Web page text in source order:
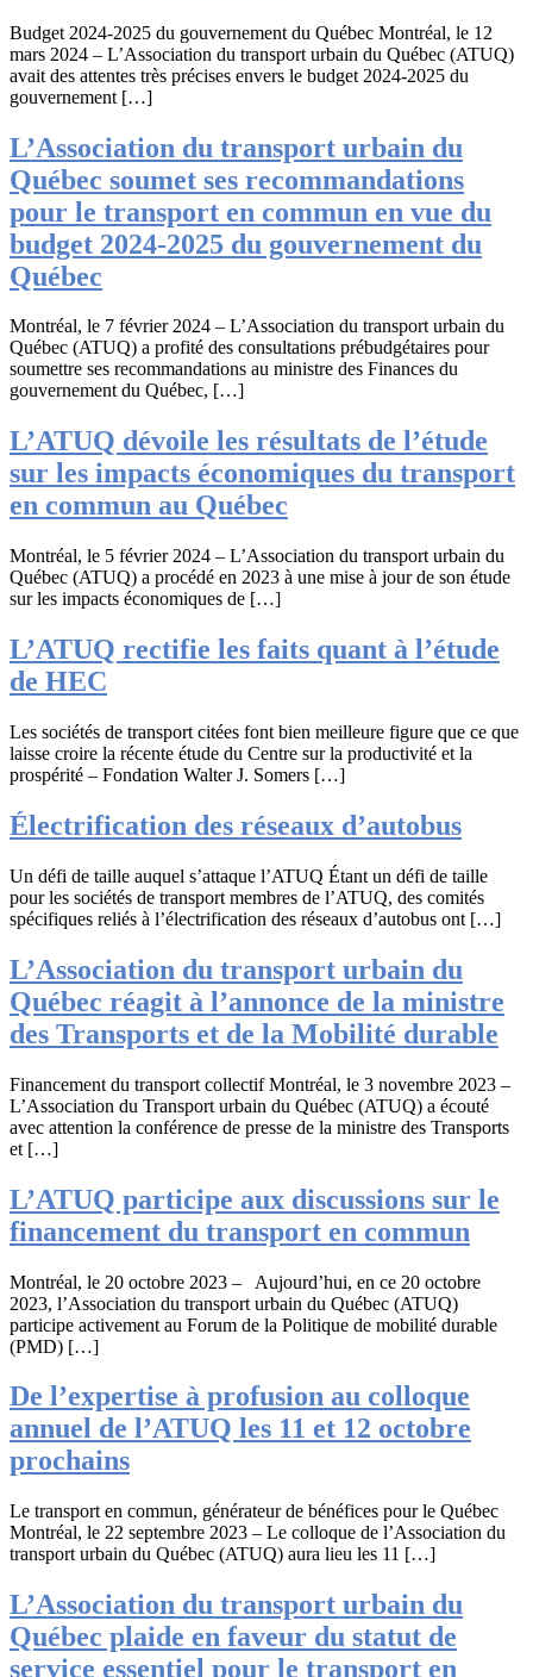
Budget 2024-2025 du gouvernement du Québec Montréal, le 12
mars 2024 – L’Association du transport urbain du Québec (ATUQ)
avait des attentes très précises envers le budget 2024-2025 du
gouvernement […]
L’Association du transport urbain du
Québec soumet ses recommandations
pour le transport en commun en vue du
budget 2024-2025 du gouvernement du
Québec
Montréal, le 7 février 2024 – L’Association du transport urbain du
Québec (ATUQ) a profité des consultations prébudgétaires pour
soumettre ses recommandations au ministre des Finances du
gouvernement du Québec, […]
L’ATUQ dévoile les résultats de l’étude
sur les impacts économiques du transport
en commun au Québec
Montréal, le 5 février 2024 – L’Association du transport urbain du
Québec (ATUQ) a procédé en 2023 à une mise à jour de son étude
sur les impacts économiques de […]
L’ATUQ rectifie les faits quant à l’étude
de HEC
Les sociétés de transport citées font bien meilleure figure que ce que
laisse croire la récente étude du Centre sur la productivité et la
prospérité – Fondation Walter J. Somers […]
Électrification des réseaux d’autobus
Un défi de taille auquel s’attaque l’ATUQ Étant un défi de taille
pour les sociétés de transport membres de l’ATUQ, des comités
spécifiques reliés à l’électrification des réseaux d’autobus ont […]
L’Association du transport urbain du
Québec réagit à l’annonce de la ministre
des Transports et de la Mobilité durable
Financement du transport collectif Montréal, le 3 novembre 2023 –
L’Association du Transport urbain du Québec (ATUQ) a écouté
avec attention la conférence de presse de la ministre des Transports
et […]
L’ATUQ participe aux discussions sur le
financement du transport en commun
Montréal, le 20 octobre 2023 – Aujourd’hui, en ce 20 octobre
2023, l’Association du transport urbain du Québec (ATUQ)
participe activement au Forum de la Politique de mobilité durable
(PMD) […]
De l’expertise à profusion au colloque
annuel de l’ATUQ les 11 et 12 octobre
prochains
Le transport en commun, générateur de bénéfices pour le Québec
Montréal, le 22 septembre 2023 – Le colloque de l’Association du
transport urbain du Québec (ATUQ) aura lieu les 11 […]
L’Association du transport urbain du
Québec plaide en faveur du statut de
service essentiel pour le transport en